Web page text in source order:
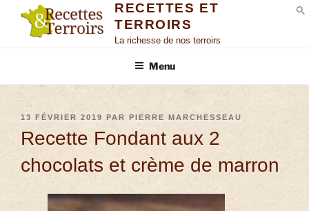
RECETTES ET
TERROIRS
La richesse de nos terroirs
Menu
13 FÉVRIER 2019 PAR PIERRE MARCHESSEAU
Recette Fondant aux 2
chocolats et crème de marron